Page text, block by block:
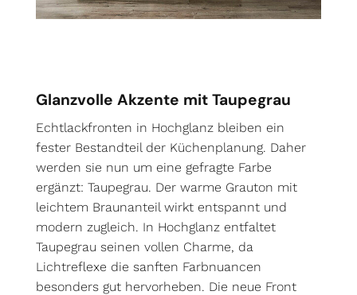
Glanzvolle Akzente mit Taupegrau
Echtlackfronten in Hochglanz bleiben ein
fester Bestandteil der Küchenplanung. Daher
werden sie nun um eine gefragte Farbe
ergänzt: Taupegrau. Der warme Grauton mit
leichtem Braunanteil wirkt entspannt und
modern zugleich. In Hochglanz entfaltet
Taupegrau seinen vollen Charme, da
Lichtreflexe die sanften Farbnuancen
besonders gut hervorheben. Die neue Front